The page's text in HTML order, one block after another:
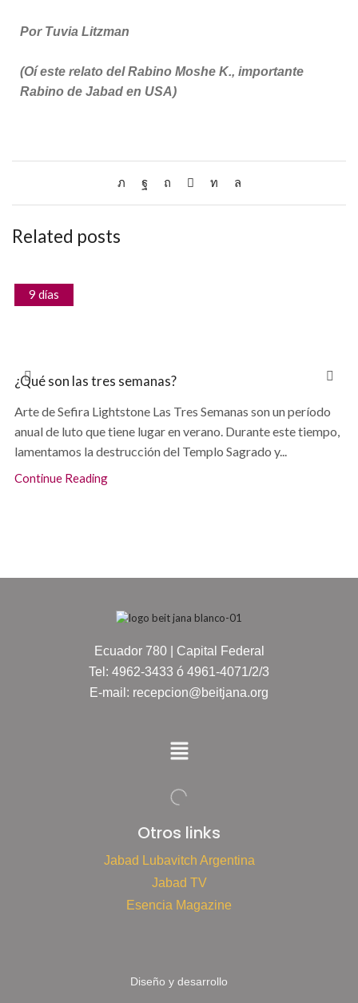
Por Tuvia Litzman
(Oí este relato del Rabino Moshe K., importante
Rabino de Jabad en USA)
Related posts
9 días
¿Qué son las tres semanas?
Arte de Sefira Lightstone Las Tres Semanas son un período
anual de luto que tiene lugar en verano. Durante este tiempo,
lamentamos la destrucción del Templo Sagrado y...
Continue Reading
Ecuador 780 | Capital Federal
Tel: 4962-3433 ó 4961-4071/2/3
E-mail: recepcion@beitjana.org
Otros links
Jabad Lubavitch Argentina
Jabad TV
Esencia Magazine
Diseño y desarrollo